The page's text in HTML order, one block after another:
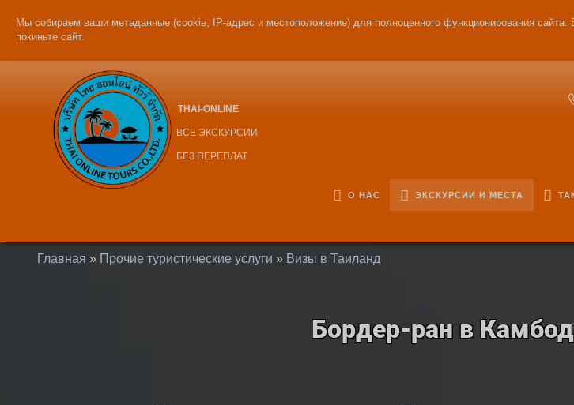
Мы собираем ваши метаданные (cookie, IP-адрес и местоположение) для полноценного функционирования
покиньте сайт.
THAI-ONLINE
ВСЕ ЭКСКУРСИИ
БЕЗ ПЕРЕПЛАТ
О НАС ЭКСКУРСИИ И МЕСТА
Главная » Прочие туристические услуги » Визы в Таиланд
Бордер-ран в